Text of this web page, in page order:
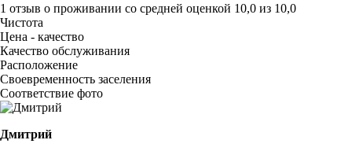
1 отзыв о проживании со средней оценкой 10,0 из 10,0
Чистота
Цена - качество
Качество обслуживания
Расположение
Своевременность заселения
Соответствие фото
Дмитрий